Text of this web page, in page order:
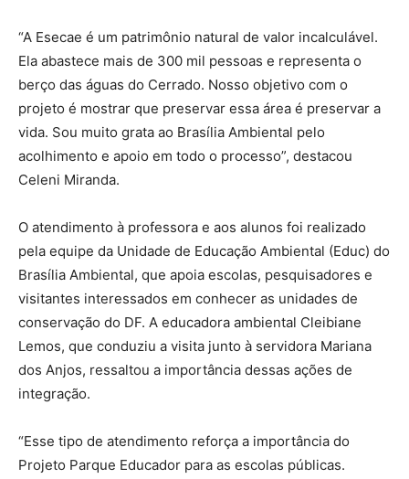
“A Esecae é um patrimônio natural de valor incalculável.
Ela abastece mais de 300 mil pessoas e representa o
berço das águas do Cerrado. Nosso objetivo com o
projeto é mostrar que preservar essa área é preservar a
vida. Sou muito grata ao Brasília Ambiental pelo
acolhimento e apoio em todo o processo”, destacou
Celeni Miranda.
O atendimento à professora e aos alunos foi realizado
pela equipe da Unidade de Educação Ambiental (Educ) do
Brasília Ambiental, que apoia escolas, pesquisadores e
visitantes interessados em conhecer as unidades de
conservação do DF. A educadora ambiental Cleibiane
Lemos, que conduziu a visita junto à servidora Mariana
dos Anjos, ressaltou a importância dessas ações de
integração.
“Esse tipo de atendimento reforça a importância do
Projeto Parque Educador para as escolas públicas.